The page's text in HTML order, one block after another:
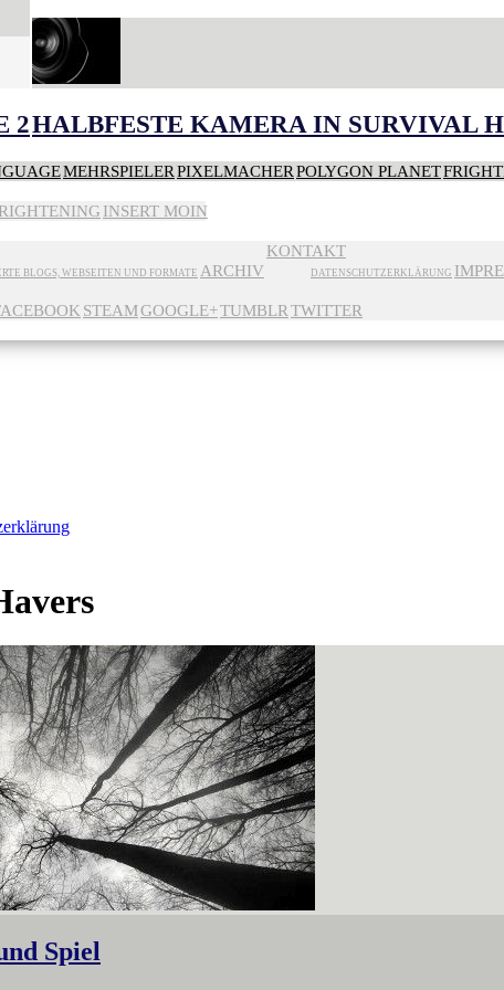
2HALBFESTE KAMERA IN SURVIVAL
MEHRSPIELERPIXELMACHERPOLYGON PLANET
INSERT MOIN
BLOGS, WEBSEITEN UND FORMATE ARCHIV
KONTAKT
DATENSCHUTZERKLÄRUNG
STEAMGOOGLE+TUMBLRTWITTER
Spiel